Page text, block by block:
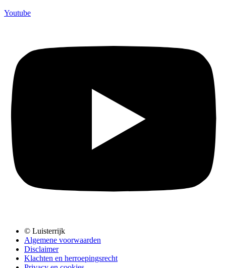
Youtube
© Luisterrijk
Algemene voorwaarden
Disclaimer
Klachten en herroepingsrecht